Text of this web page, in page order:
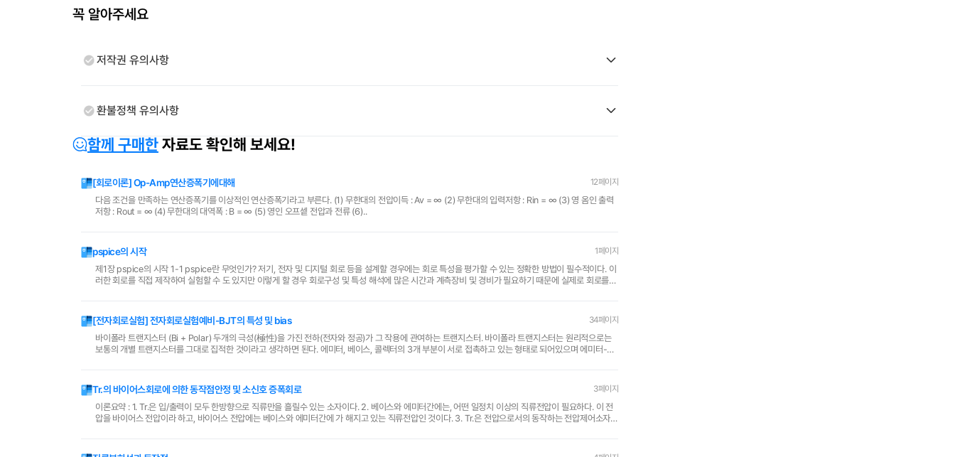
꼭 알아주세요
저작권 유의사항
환불정책 유의사항
함께 구매한자료도 확인해 보세요!
[회로이론] Op-Amp연산증폭기에대해 12페이지
다음 조건을 만족하는 연산증폭기를 이상적인 연산증폭기라고 부른다. (1) 무한대의 전압이득 : Av = ∞ (2) 무한대의 입력저항 : Rin = ∞ (3) 영 옴인 출력
저항 : Rout = ∞ (4) 무한대의 대역폭 : B = ∞ (5) 영인 오프셑 전압과 전류 (6)..
pspice의 시작 1페이지
제1장 pspice의 시작 1-1 pspice란 무엇인가? 저기, 전자 및 디지털 회로 등을 설계할 경우에는 회로 특성을 평가할 수 있는 정확한 방법이 필수적이다. 이
러한 회로를 직접 제작하여 실험할 수 도 있지만 이렇게 할 경우 회로구성 및 특성 해석에 많은 시간과 계측장비 및 경비가 필요하기 때문에 실제로 회로를
[전자회로실험] 전자회로실험예비-BJT의 특성 및 bias 34페이지
바이폴라 트랜지스터 (Bi + Polar) 두개의 극성(極性)을 가진 전하(전자와 정공)가 그 작용에 관여하는 트랜지스터. 바이폴라 트랜지스터는 원리적으로는
보통의 개별 트랜지스터를 그대로 집적한 것이라고 생각하면 된다. 에미터, 베이스, 콜렉터의 3개 부분이 서로 접촉하고 있는 형태로 되어있으며 에미터-베
Tr.의 바이어스회로에 의한 동작점안정 및 소신호 증폭회로 3페이지
이론요약 : 1. Tr.은 입/출력이 모두 한방향으로 직류만을 흘릴수 있는 소자이다. 2. 베이스와 에미터간에는, 어떤 일정치 이상의 직류전압이 필요하다. 이 전
압을 바이어스 전압이라 하고, 바이어스 전압에는 베이스와 에미터간에 가 해지고 있는 직류전압인 것이다. 3. Tr.은 전압으로서의 동작하는 전압제어소자가